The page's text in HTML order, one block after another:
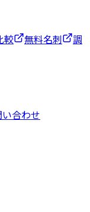
較 無料名刺
調
合わせ